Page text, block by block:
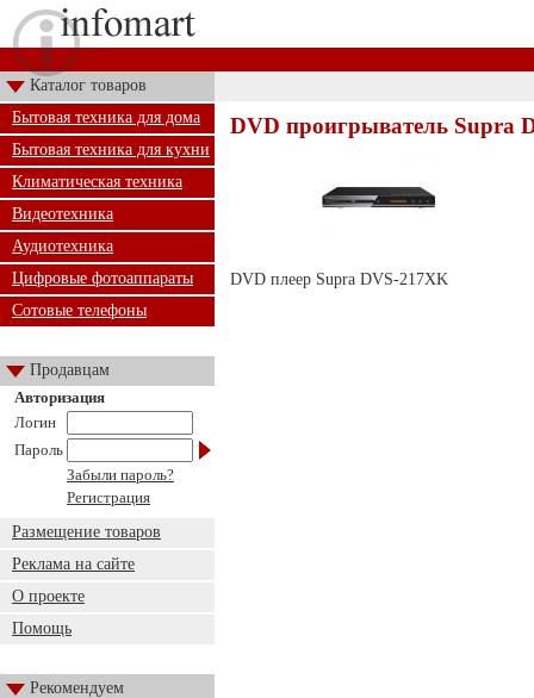
Каталог товаров
Бытовая техника для дома
Бытовая техника для кухни
Климатическая техника
Видеотехника
Аудиотехника
Цифровые фотоаппараты
Сотовые телефоны
Продавцам
Авторизация
Логин
Пароль
Забыли пароль?
Регистрация
Размещение товаров
Реклама на сайте
О проекте
Помощь
Рекомендуем
DVD проигрыватель Supra
DVD плеер Supra DVS-217XK